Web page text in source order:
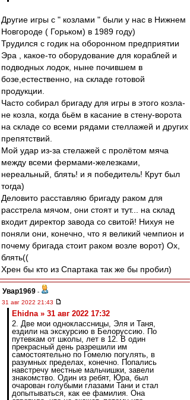
Другие игры с " козлами " были у нас в Нижнем
Новгороде ( Горьком) в 1989 году)
Трудился с годик на оборонном предприятии
Эра , какое-то оборудование для кораблей и
подводных лодок, ныне почившем в
бозе,естественно, на складе готовой
продукции.
Часто собирал бригаду для игры в этого козла-
не козла, когда бьём в касание в стену-ворота
на складе со всеми рядами стеллажей и других
препятствий.
Мой удар из-за стелажей с пролётом мяча
между всеми фермами-железками,
нереальный, блять! и я победитель! Крут был
тогда)
Деловито расставляю бригаду раком для
расстрела мячом, они стоят и тут... на склад
входит директор завода со свитой! Нихуя не
поняли они, конечно, что я великий чемпион и
почему бригада стоит раком возле ворот) Ох,
блять((
Хрен бы кто из Спартака так же бы пробил)
Увар1969 -
31 авг 2022 21:43
Ehidna » 31 авг 2022 17:32
2. Две мои одноклассницы, Эля и Таня,
ездили на экскурсию в Белоруссию. По
путевкам от школы, лет в 12. В один
прекрасный день разрешили им
самостоятельно по Гомелю погулять, в
разумных пределах, конечно. Попались
навстречу местные мальчишки, завели
знакомство. Один из ребят, Юра, был
очарован голубыми глазами Тани и стал
допытываться, как ее фамилия. Она